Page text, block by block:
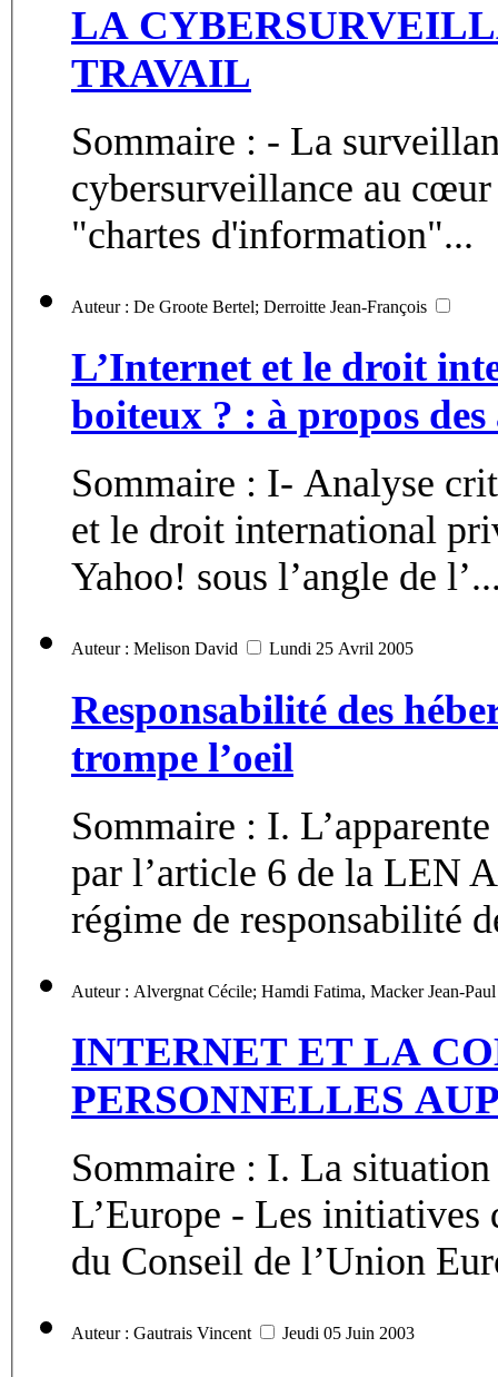
LA
TRAVAIL
Sommaire : - La
cybersurveillance au
"chartes d'information"...
Auteur : De Groote Bertel; Derroitte Jean-François
L’Internet et le droit
boiteux ? : à propos
Sommaire : I- Analyse
et le droit international
Yahoo! sous l’angle de
Auteur : Melison David Lundi 25 Avril 2005
Responsabilité des
trompe l’oeil
Sommaire : I.
par l’article 6 de la LEN
régime de responsabilité
INTERNET ET LA
PERSONNELLES
Sommaire : I. La
L’Europe - Les initiatives de la Commission Européenne et
du Conseil de l’Union
Auteur : Gautrais Vincent Jeudi 05 Juin 2003